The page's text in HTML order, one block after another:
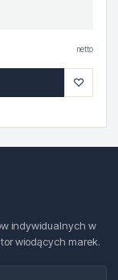
netto
♡
indywidualnych w
wiodących marek.